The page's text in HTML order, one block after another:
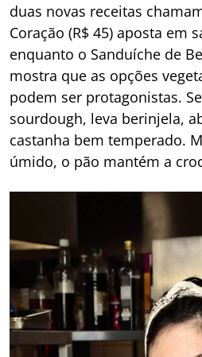
duas novas receitas
Coração (R$ 45) aposta em
enquanto o Sanduíche de
mostra que as opções
podem ser protagonistas.
sourdough, leva berinjela,
castanha bem temperado.
úmido, o pão mantém a